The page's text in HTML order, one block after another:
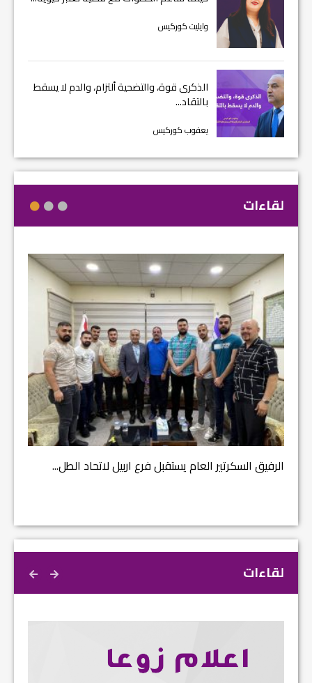
وايليت كوركيس
الذكرى قوة، والتضحية ألتزام، والدم لا يسقط
بالتقاد...
يعقوب كوركيس
لقاءات
الرفيق السكرتير العام يستقبل فرع اربيل لاتحاد الطل...
لقاءات